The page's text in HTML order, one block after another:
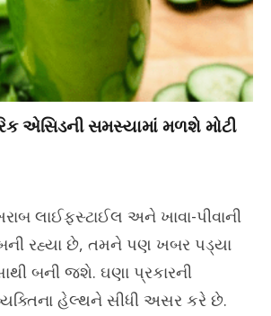
એસિડની સમસ્યામાં મળશે મોટી
લાઈફસ્ટાઈલ અને ખાવા-પીવાની
રહ્યા છે, તમને પણ ખબર પડ્યા
બની જશે. ઘણા પ્રકારની
હેલ્થને સીધી અસર કરે છે.